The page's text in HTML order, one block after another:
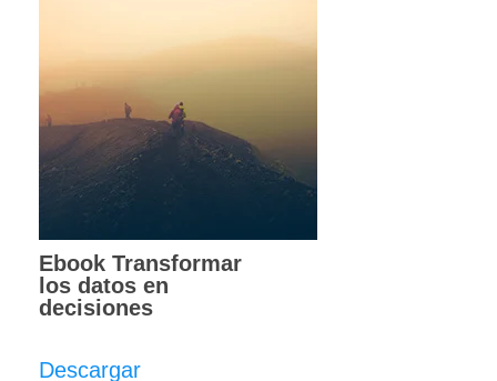
Ebook Transformar
los datos en
decisiones
Descargar